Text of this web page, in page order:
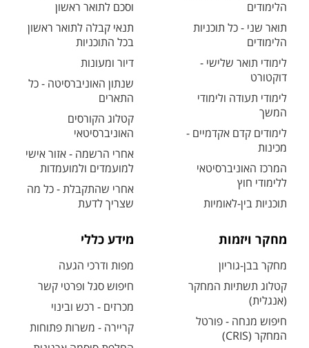
הלימודים
תואר שני - כל תוכניות
הלימודים
לימודי תואר שלישי -
דוקטורט
לימודי תעודה ולימודי
המשך
לימודים קדם אקדמיים -
מכינות
המרכז האוניברסיטאי
ללימודי חוץ
תוכניות בין-לאומיות
וסכם לתואר ראשון
תנאי קבלה לתואר ראשון
בכל התוכניות
דיור ומעונות
שנתון האוניברסיטה - כל
התארים
קטלוג הקורסים
האוניברסיטאי
אחרי הרשמה - אזור אישי
למועמדים ולמועמדות
אחרי שהתקבלת - כל מה
שצריך לדעת
מחקר ויזמות
מחקר בבן-גוריון
קטלוג תשתיות המחקר
(אנגלית)
חיפוש מנחה - פורטל
המחקר (CRIS)
מידע כללי
מפות ודרכי הגעה
חיפוש סגל ופרטי קשר
מכרזים - רכש ובינוי
קריירה - משרות פתוחות